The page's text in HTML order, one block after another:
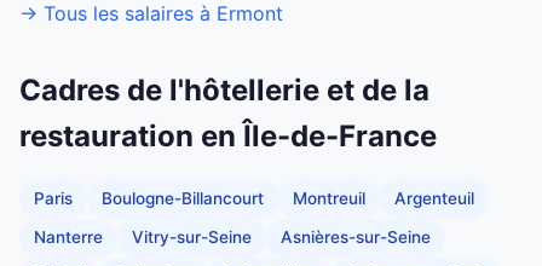
→ Tous les salaires à Ermont
Cadres de l'hôtellerie et de la
restauration en Île-de-France
Paris Boulogne-Billancourt Montreuil Argenteuil
Nanterre Vitry-sur-Seine Asnières-sur-Seine